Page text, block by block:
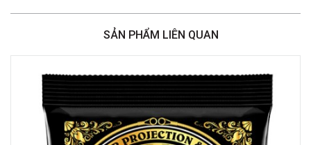
Việt Thương Music - 46 Hào Nam
Việt Thương Music - Crescent Mall
Việt Thương Music - 180 Võ Thị Sáu
180B Võ Thị Sáu, Phường Xuân Hòa, TPHCM, Quận 3, Hồ Chí Minh
Việt Thương Music - 369 Điện Biên Phủ
369 Điện Biên Phủ, Phường Bàn Cờ, TPHCM, Quận 3, Hồ Chí Minh
Việt Thương Music - 102Q An Dương Vương
SẢN PHẨM LIÊN QUAN